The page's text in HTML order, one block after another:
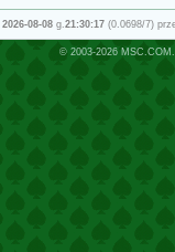
2026-08-08g.21:30:17(0.0698/7)
© 2003-2026